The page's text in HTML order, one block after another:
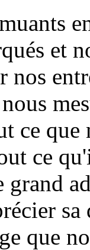
et
nos
ce
ce
grand
que